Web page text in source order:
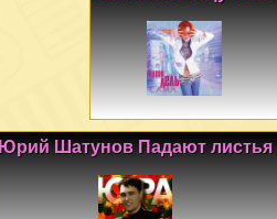
Юрий Шатунов Падают листья